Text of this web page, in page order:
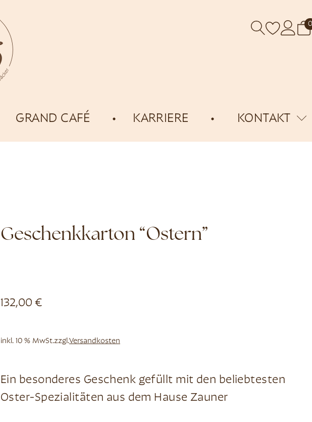
0
GRAND CAFÉ KARRIERE KONTAKT
Geschenkkarton “Ostern”
132,00 €
inkl. 10 % MwSt.zzgl.Versandkosten
Ein besonderes Geschenk gefüllt mit den beliebtesten
Oster-Spezialitäten aus dem Hause Zauner